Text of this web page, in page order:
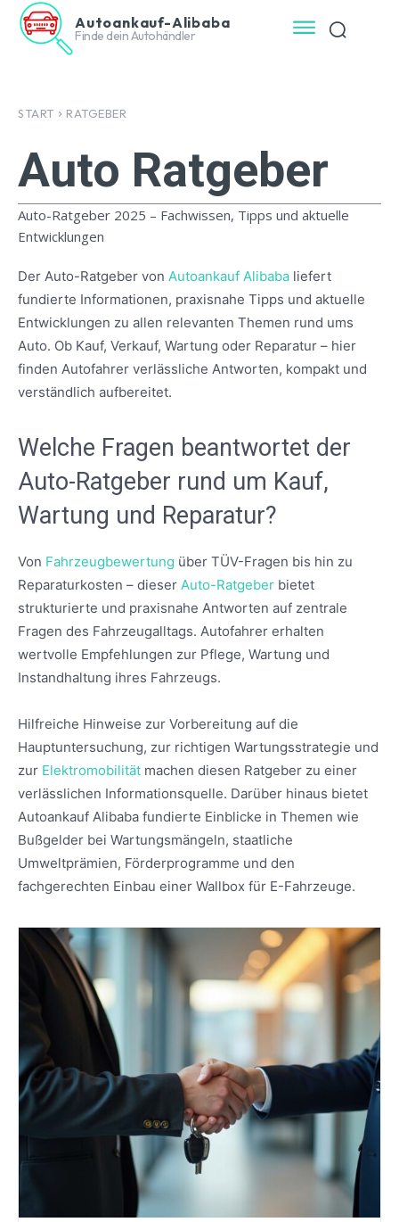
Autoankauf-Alibaba
Finde dein Autohändler
START RATGEBER
Auto Ratgeber
Auto-Ratgeber 2025 – Fachwissen, Tipps und aktuelle
Entwicklungen
Der Auto-Ratgeber von Autoankauf Alibaba liefert
fundierte Informationen, praxisnahe Tipps und aktuelle
Entwicklungen zu allen relevanten Themen rund ums
Auto. Ob Kauf, Verkauf, Wartung oder Reparatur – hier
finden Autofahrer verlässliche Antworten, kompakt und
verständlich aufbereitet.
Welche Fragen beantwortet der
Auto-Ratgeber rund um Kauf,
Wartung und Reparatur?
Von Fahrzeugbewertung über TÜV-Fragen bis hin zu
Reparaturkosten – dieser Auto-Ratgeber bietet
strukturierte und praxisnahe Antworten auf zentrale
Fragen des Fahrzeugalltags. Autofahrer erhalten
wertvolle Empfehlungen zur Pflege, Wartung und
Instandhaltung ihres Fahrzeugs.
Hilfreiche Hinweise zur Vorbereitung auf die
Hauptuntersuchung, zur richtigen Wartungsstrategie und
zur Elektromobilität machen diesen Ratgeber zu einer
verlässlichen Informationsquelle. Darüber hinaus bietet
Autoankauf Alibaba fundierte Einblicke in Themen wie
Bußgelder bei Wartungsmängeln, staatliche
Umweltprämien, Förderprogramme und den
fachgerechten Einbau einer Wallbox für E-Fahrzeuge.